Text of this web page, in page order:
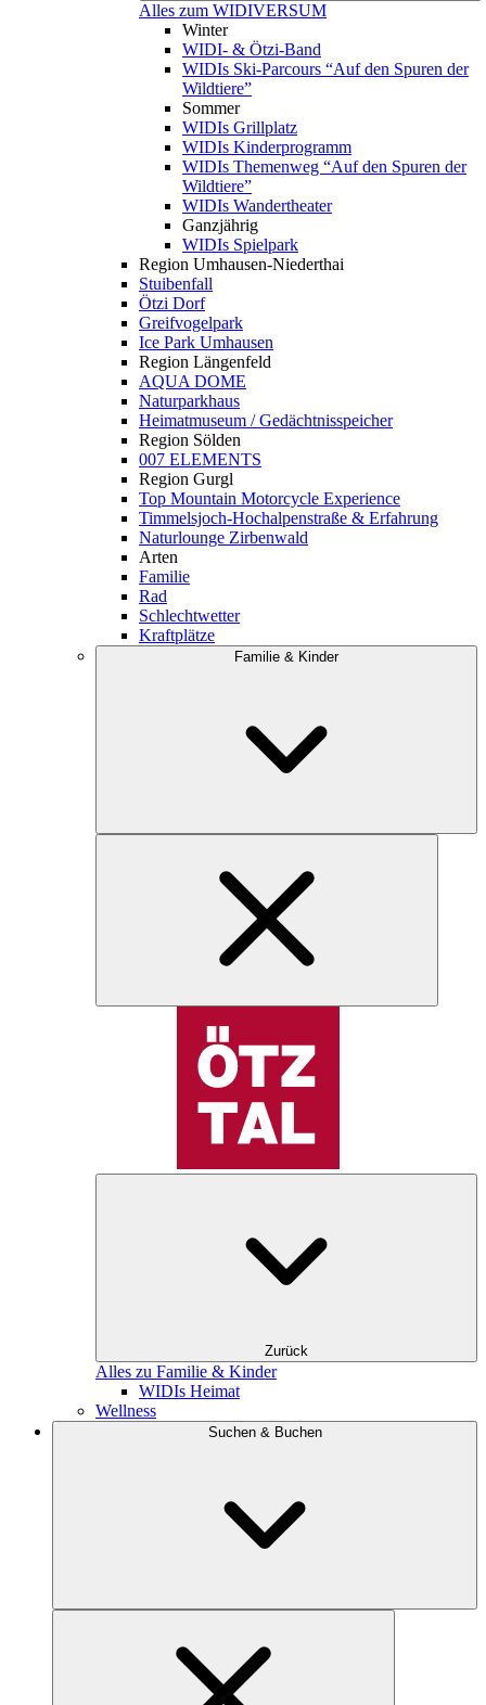
Alles zum WIDIVERSUM
Winter
WIDI- & Ötzi-Band
WIDIs Ski-Parcours “Auf den Spuren der
Wildtiere”
Sommer
WIDIs Grillplatz
WIDIs Kinderprogramm
WIDIs Themenweg “Auf den Spuren der
Wildtiere”
WIDIs Wandertheater
Ganzjährig
WIDIs Spielpark
Region Umhausen-Niederthai
Stuibenfall
Ötzi Dorf
Greifvogelpark
Ice Park Umhausen
Region Längenfeld
AQUA DOME
Naturparkhaus
Heimatmuseum / Gedächtnisspeicher
Region Sölden
007 ELEMENTS
Region Gurgl
Top Mountain Motorcycle Experience
Timmelsjoch-Hochalpenstraße & Erfahrung
Naturlounge Zirbenwald
Arten
Familie
Rad
Schlechtwetter
Kraftplätze
Familie & Kinder
Zurück
Alles zu Familie & Kinder
WIDIs Heimat
Wellness
Suchen & Buchen